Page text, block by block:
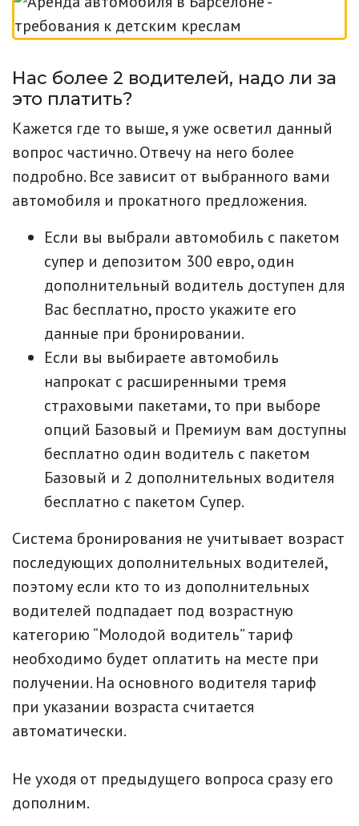
Нас более 2 водителей, надо ли за
это платить?
Кажется где то выше, я уже осветил данный
вопрос частично. Отвечу на него более
подробно. Все зависит от выбранного вами
автомобиля и прокатного предложения.
Если вы выбрали автомобиль с пакетом
супер и депозитом 300 евро, один
дополнительный водитель доступен для
Вас бесплатно, просто укажите его
данные при бронировании.
Если вы выбираете автомобиль
напрокат с расширенными тремя
страховыми пакетами, то при выборе
опций Базовый и Премиум вам доступны
бесплатно один водитель с пакетом
Базовый и 2 дополнительных водителя
бесплатно с пакетом Супер.
Система бронирования не учитывает возраст
последующих дополнительных водителей,
поэтому если кто то из дополнительных
водителей подпадает под возрастную
категорию “Молодой водитель” тариф
необходимо будет оплатить на месте при
получении. На основного водителя тариф
при указании возраста считается
автоматически.
Не уходя от предыдущего вопроса сразу его
дополним.